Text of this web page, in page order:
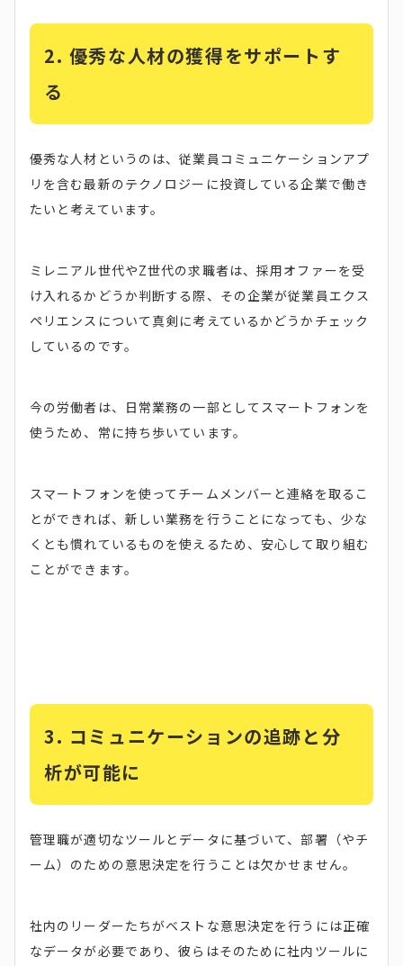
2. 優秀な人材の獲得をサポートす
る
優秀な人材というのは、従業員コミュニケーションアプ
リを含む最新のテクノロジーに投資している企業で働き
たいと考えています。
ミレニアル世代やZ世代の求職者は、採用オファーを受
け入れるかどうか判断する際、その企業が従業員エクス
ペリエンスについて真剣に考えているかどうかチェック
しているのです。
今の労働者は、日常業務の一部としてスマートフォンを
使うため、常に持ち歩いています。
スマートフォンを使ってチームメンバーと連絡を取るこ
とができれば、新しい業務を行うことになっても、少な
くとも慣れているものを使えるため、安心して取り組む
ことができます。
3. コミュニケーションの追跡と分
析が可能に
管理職が適切なツールとデータに基づいて、部署（やチ
ーム）のための意思決定を行うことは欠かせません。
社内のリーダーたちがベストな意思決定を行うには正確
なデータが必要であり、彼らはそのために社内ツールに